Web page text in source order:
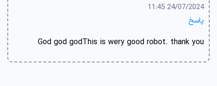
24/07/2024 11:45
پاسخ
God god godThis is wery good robot. thank you